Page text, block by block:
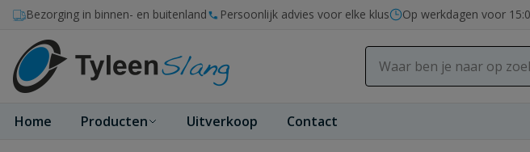
Ga naar de inhoud
Bezorging in binnen- en buitenland Persoonlijk advies voor elke klus Op werkdagen voor
Home Producten Uitverkoop Contact